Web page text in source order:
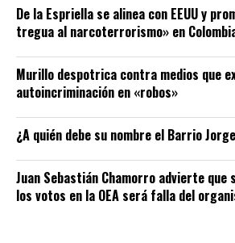
De la Espriella se alinea con EEUU y
tregua al narcoterrorismo» en
Murillo despotrica contra medios que
autoincriminación en «robos»
¿A quién debe su nombre el Barrio
Juan Sebastián Chamorro advierte que
los votos en la OEA será falla del